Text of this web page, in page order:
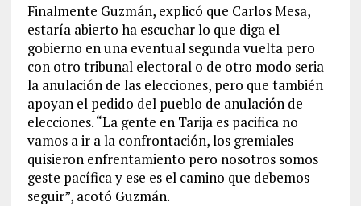
Finalmente Guzmán, explicó que Carlos Mesa,
estaría abierto ha escuchar lo que diga el
gobierno en una eventual segunda vuelta pero
con otro tribunal electoral o de otro modo seria
la anulación de las elecciones, pero que también
apoyan el pedido del pueblo de anulación de
elecciones. “La gente en Tarija es pacifica no
vamos a ir a la confrontación, los gremiales
quisieron enfrentamiento pero nosotros somos
geste pacífica y ese es el camino que debemos
seguir”, acotó Guzmán.